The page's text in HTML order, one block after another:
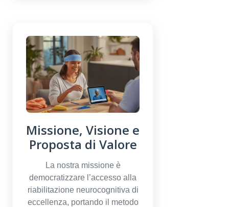
Missione, Visione e
Proposta di Valore
La nostra missione è
democratizzare l’accesso alla
riabilitazione neurocognitiva di
eccellenza, portando il metodo